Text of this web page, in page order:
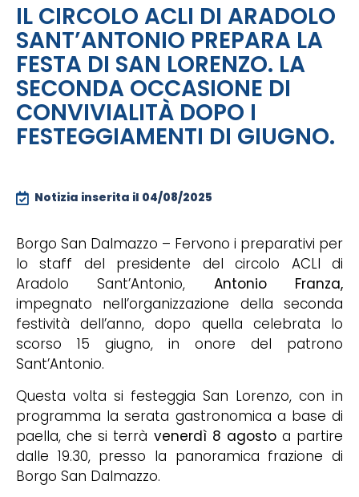
IL CIRCOLO ACLI DI ARADOLO
SANT’ANTONIO PREPARA LA
FESTA DI SAN LORENZO. LA
SECONDA OCCASIONE DI
CONVIVIALITÀ DOPO I
FESTEGGIAMENTI DI GIUGNO.
Notizia inserita il 04/08/2025
Borgo San Dalmazzo – Fervono i preparativi per
lo staff del presidente del circolo ACLI di
Aradolo Sant’Antonio, Antonio Franza,
impegnato nell’organizzazione della seconda
festività dell’anno, dopo quella celebrata lo
scorso 15 giugno, in onore del patrono
Sant’Antonio.
Questa volta si festeggia San Lorenzo, con in
programma la serata gastronomica a base di
paella, che si terrà venerdì 8 agostoa partire
dalle 19.30, presso la panoramica frazione di
Borgo San Dalmazzo.